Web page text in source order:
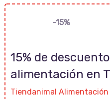
-15%
15% de
alimentación en
Tiendanimal Alimentación